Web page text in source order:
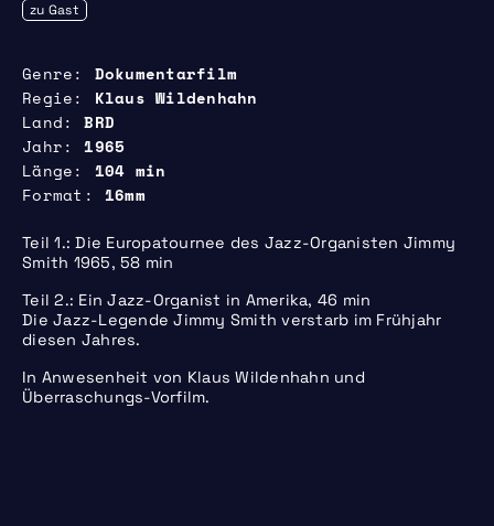
zu Gast
Genre
Dokumentarfilm
Regie
Klaus Wildenhahn
Land
BRD
Jahr
1965
Länge
104 min
Format
16mm
Teil 1.: Die Europatournee des Jazz-Organisten Jimmy
Smith 1965, 58 min
Teil 2.: Ein Jazz-Organist in Amerika, 46 min
Die Jazz-Legende Jimmy Smith verstarb im Frühjahr
diesen Jahres.
In Anwesenheit von Klaus Wildenhahn und
Überraschungs-Vorfilm.